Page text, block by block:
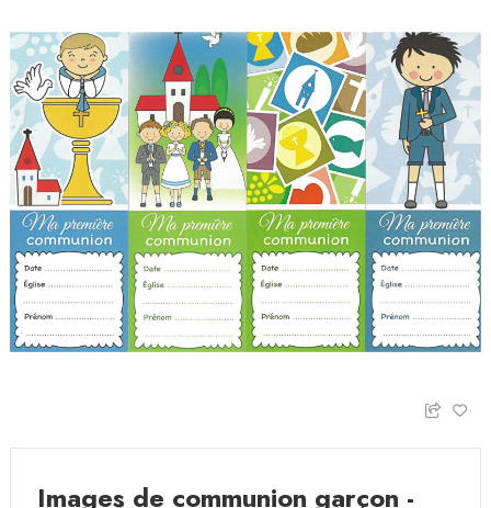
Images de communion garçon -